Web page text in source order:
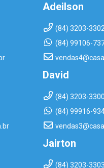
Adeilson
(84) 3203-
(84) 99106-
David
(84) 3203-3300
(84) 99916-
Jairton
(84) 3203-3303